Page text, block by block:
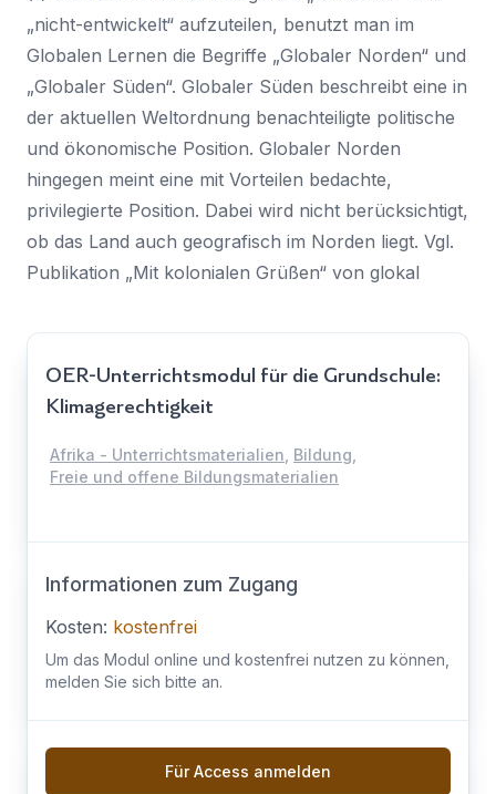
„nicht-entwickelt“ aufzuteilen, benutzt man im
Globalen Lernen die Begriffe „Globaler Norden“ und
„Globaler Süden“. Globaler Süden beschreibt eine in
der aktuellen Weltordnung benachteiligte politische
und ökonomische Position. Globaler Norden
hingegen meint eine mit Vorteilen bedachte,
privilegierte Position. Dabei wird nicht berücksichtigt,
ob das Land auch geografisch im Norden liegt. Vgl.
Publikation „Mit kolonialen Grüßen“ von glokal
OER-Unterrichtsmodul für die Grundschule:
Klimagerechtigkeit
Afrika - Unterrichtsmaterialien Bildung
Freie und offene Bildungsmaterialien
Informationen zum Zugang
Kosten: kostenfrei
Um das Modul online und kostenfrei nutzen zu können,
melden Sie sich bitte an.
Für Access anmelden